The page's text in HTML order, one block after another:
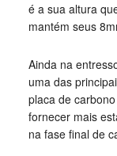
é a sua altura
mantém seus
Ainda na
uma das
placa de
fornecer mais
na fase final de